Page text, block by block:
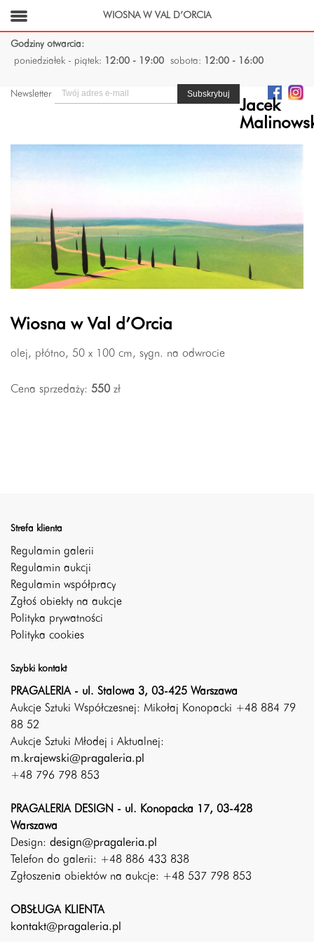
Godziny otwarcia:
poniedziałek - piątek:
12:00 - 19:00 sobota: 12:00 - 16:00
Newsletter
Jacek
Wiosna w Val d’Orcia
olej, płótno, 50 x 100 cm, sygn. na odwrocie
Cena sprzedaży: 550 zł
Strefa klienta
Regulamin galerii
Regulamin aukcji
Regulamin współpracy
Zgłoś obiekty na aukcje
Polityka prywatności
Polityka cookies
Szybki kontakt
PRAGALERIA - ul. Stalowa 3, 03-425 Warszawa
Aukcje Sztuki Współczesnej: Mikołaj Konopacki +48 884 79
88 52
Aukcje Sztuki Młodej i Aktualnej:
m.krajewski@pragaleria.pl
+48 796 798 853
PRAGALERIA DESIGN - ul. Konopacka 17, 03-428
Warszawa
Design: design@pragaleria.pl
Telefon do galerii: +48 886 433 838
Zgłoszenia obiektów na aukcje: +48 537 798 853
OBSŁUGA KLIENTA
kontakt@pragaleria.pl
WIOSNA W VAL D’ORCIA